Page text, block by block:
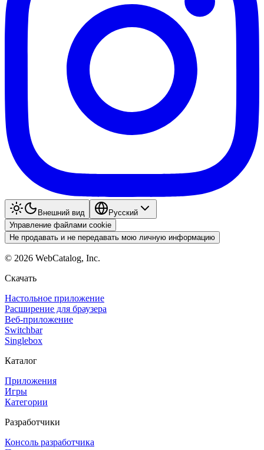
Внешний вид
Pyccкий
Управление файлами cookie
Не продавать и не передавать мою личную информацию
© 2026 WebCatalog, Inc.
Скачать
Настольное приложение
Расширение для браузера
Веб-приложение
Switchbar
Singlebox
Каталог
Приложения
Игры
Категории
Разработчики
Консоль разработчика